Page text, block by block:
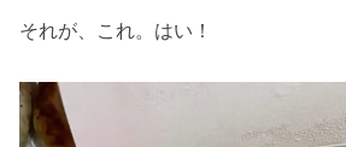
それが、これ。はい！